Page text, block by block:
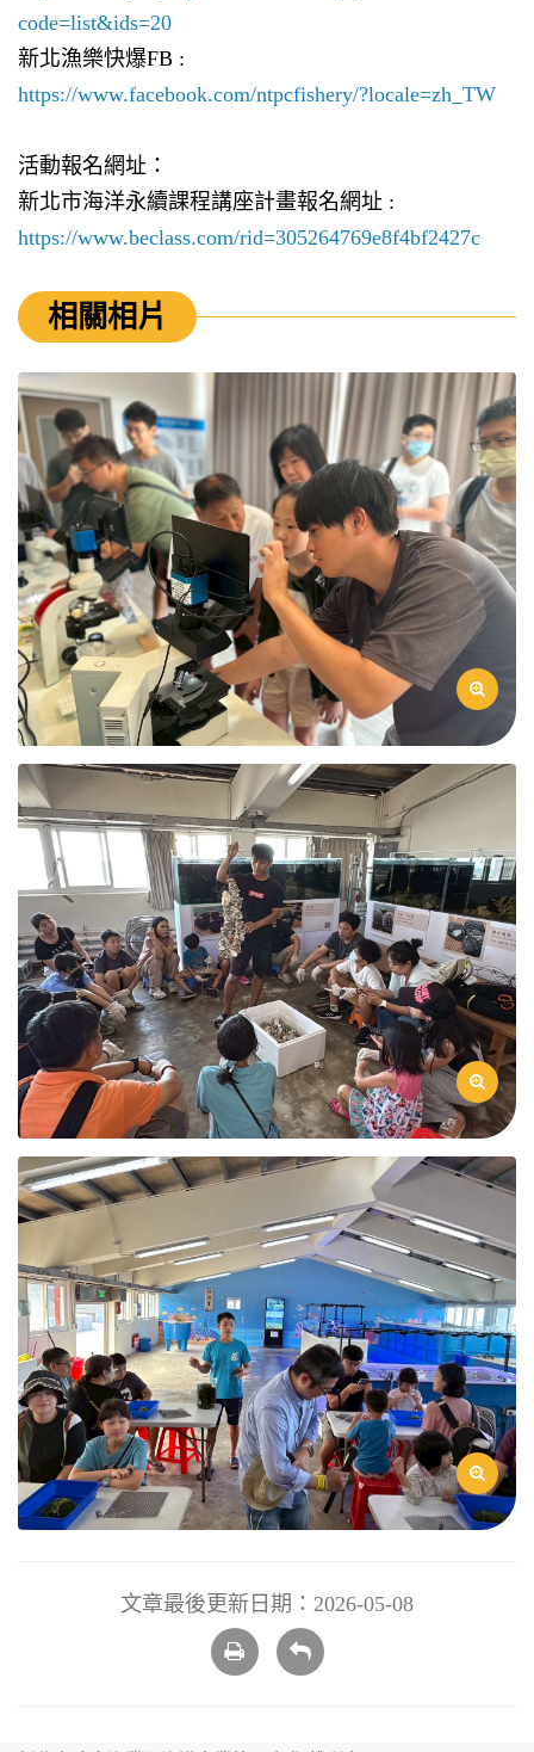
code=list&ids=20
新北漁樂快爆FB :
https://www.facebook.com/ntpcfishery/?locale=zh_TW
活動報名網址：
新北市海洋永續課程講座計畫報名網址 :
https://www.beclass.com/rid=305264769e8f4bf2427c
相關相片
文章最後更新日期：2026-05-08
列
回
頁